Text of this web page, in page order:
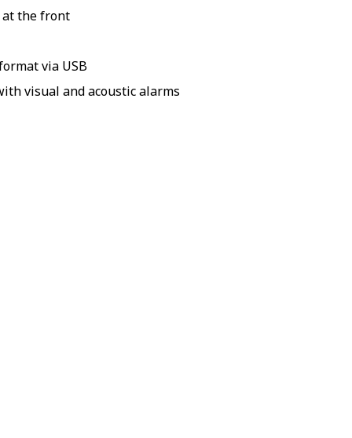
the front
via USB
visual and acoustic alarms